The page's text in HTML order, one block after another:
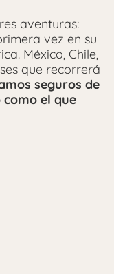
aventuras:
vez en su
México, Chile,
que recorrerá
seguros de
el que